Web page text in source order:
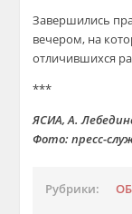
Завершились
вечером, на
отличившихся
***
ЯСИА, А.
Фото: пресс-
Рубрики: